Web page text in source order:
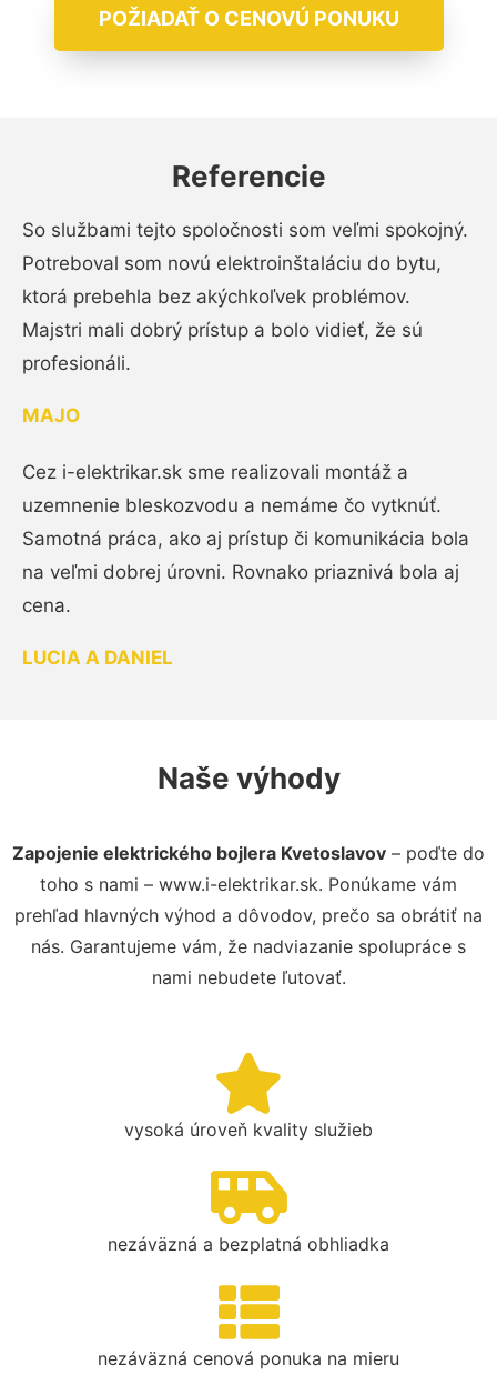
POŽIADAŤ O CENOVÚ PONUKU
Referencie
So službami tejto spoločnosti som veľmi spokojný.
Potreboval som novú elektroinštaláciu do bytu,
ktorá prebehla bez akýchkoľvek problémov.
Majstri mali dobrý prístup a bolo vidieť, že sú
profesionáli.
MAJO
Cez i-elektrikar.sk sme realizovali montáž a
uzemnenie bleskozvodu a nemáme čo vytknúť.
Samotná práca, ako aj prístup či komunikácia bola
na veľmi dobrej úrovni. Rovnako priaznivá bola aj
cena.
LUCIA A DANIEL
Naše výhody
Zapojenie elektrického bojlera Kvetoslavov – poďte do
toho s nami – www.i-elektrikar.sk. Ponúkame vám
prehľad hlavných výhod a dôvodov, prečo sa obrátiť na
nás. Garantujeme vám, že nadviazanie spolupráce s
nami nebudete ľutovať.
vysoká úroveň kvality služieb
nezáväzná a bezplatná obhliadka
nezáväzná cenová ponuka na mieru